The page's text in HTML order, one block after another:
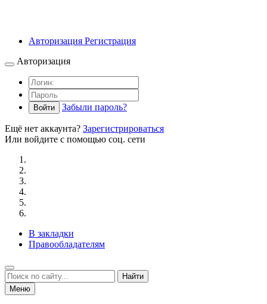
Авторизация Регистрация
Авторизация
Войти Забыли пароль?
Ещё нет аккаунта? Зарегистрироваться
Или войдите с помощью соц. сети
В закладки
Правообладателям
Найти
Меню